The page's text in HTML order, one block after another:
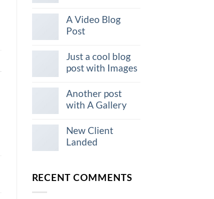
A Video Blog
Post
Just a cool blog
post with Images
Another post
with A Gallery
New Client
Landed
RECENT COMMENTS